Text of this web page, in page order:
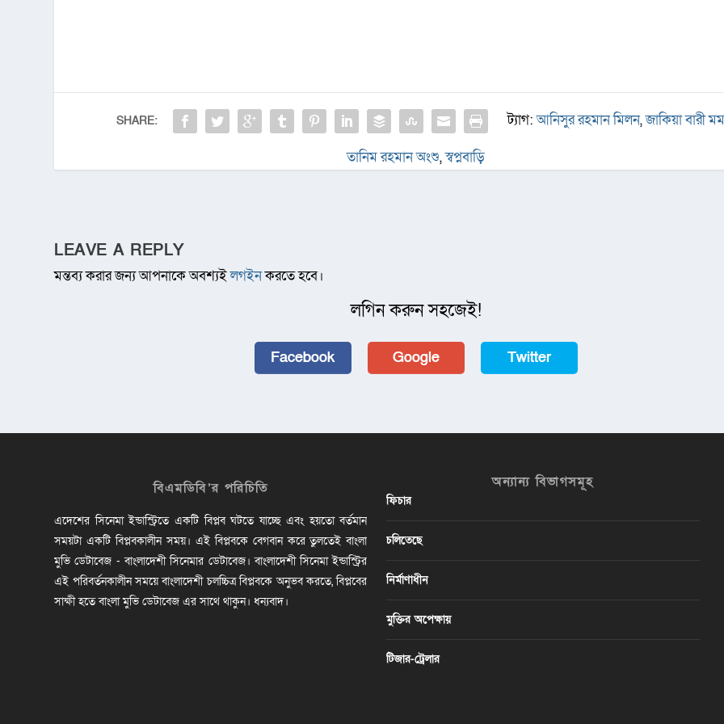
SHARE: ট্যাগ:আনিসুর রহমান মিলন,জাকিয়া বারী
তানিম রহমান অংশু,স্বপ্নবাড়ি
LEAVE A REPLY
মন্তব্য করার জন্য আপনাকে অবশ্যইলগইনকরতে হবে।
লগিন করুন সহজেই!
Facebook Google Twitter
বিএমডিবি’র পরিচিতি
এদেশের সিনেমা ইন্ডাস্ট্রিতে একটি বিপ্লব ঘটতে যাচ্ছে এবং হয়তো বর্তমান
সময়টা একটি বিপ্লবকালীন সময়। এই বিপ্লবকে বেগবান করে তুলতেই বাংলা
মুভি ডেটাবেজ - বাংলাদেশী সিনেমার ডেটাবেজ। বাংলাদেশী সিনেমা ইন্ডাস্ট্রির
এই পরিবর্তনকালীন সময়ে বাংলাদেশী চলচ্চিত্র বিপ্লবকে অনুভব করতে, বিপ্লবের
সাক্ষী হতে বাংলা মুভি ডেটাবেজ এর সাথে থাকুন। ধন্যবাদ।
অন্যান্য বিভাগসমূহ
ফিচার
চলিতেছে
নির্মাণাধীন
মুক্তির অপেক্ষায়
টিজার-ট্রেলার